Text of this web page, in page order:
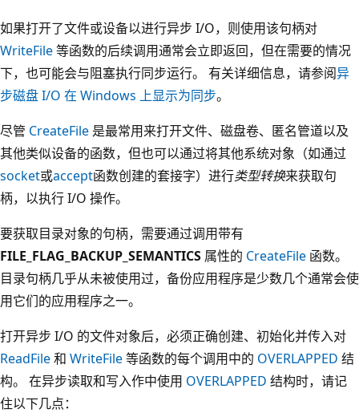
如果打开了文件或设备以进行异步 I/O，则使用该句柄对
WriteFile等函数的后续调用通常会立即返回，但在需要的情况
下，也可能会与阻塞执行同步运行。 有关详细信息，请参阅异
步磁盘 I/O 在 Windows 上显示为同步。
尽管 CreateFile 是最常用来打开文件、磁盘卷、匿名管道以及
其他类似设备的函数，但也可以通过将其他系统对象（如通过
socket或accept函数创建的套接字）进行类型转换来获取句
柄，以执行 I/O 操作。
要获取目录对象的句柄，需要通过调用带有
FILE_FLAG_BACKUP_SEMANTICS 属性的 CreateFile 函数。
目录句柄几乎从未被使用过，备份应用程序是少数几个通常会使
用它们的应用程序之一。
打开异步 I/O 的文件对象后，必须正确创建、初始化并传入对
ReadFile和 WriteFile等函数的每个调用中的 OVERLAPPED 结
构。 在异步读取和写入作中使用 OVERLAPPED 结构时，请记
住以下几点：